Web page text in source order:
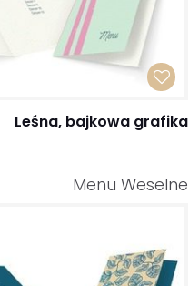
Leśna, bajkowa grafika
Menu Weselne